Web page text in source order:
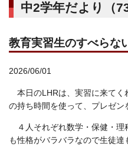
中2学年だより（73
教育実習生のすべらな
2026/06/01
本日のLHRは、実習に来て
の持ち時間を使って、プレゼン
４人それぞれ数学・保健・
も性格がバラバラなので生徒達